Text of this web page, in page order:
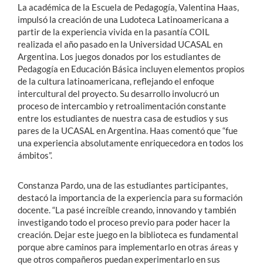
La académica de la Escuela de Pedagogía, Valentina Haas,
impulsó la creación de una Ludoteca Latinoamericana a
partir de la experiencia vivida en la pasantía COIL
realizada el año pasado en la Universidad UCASAL en
Argentina. Los juegos donados por los estudiantes de
Pedagogía en Educación Básica incluyen elementos propios
de la cultura latinoamericana, reflejando el enfoque
intercultural del proyecto. Su desarrollo involucró un
proceso de intercambio y retroalimentación constante
entre los estudiantes de nuestra casa de estudios y sus
pares de la UCASAL en Argentina. Haas comentó que “fue
una experiencia absolutamente enriquecedora en todos los
ámbitos”.
Constanza Pardo, una de las estudiantes participantes,
destacó la importancia de la experiencia para su formación
docente. “La pasé increíble creando, innovando y también
investigando todo el proceso previo para poder hacer la
creación. Dejar este juego en la biblioteca es fundamental
porque abre caminos para implementarlo en otras áreas y
que otros compañeros puedan experimentarlo en sus